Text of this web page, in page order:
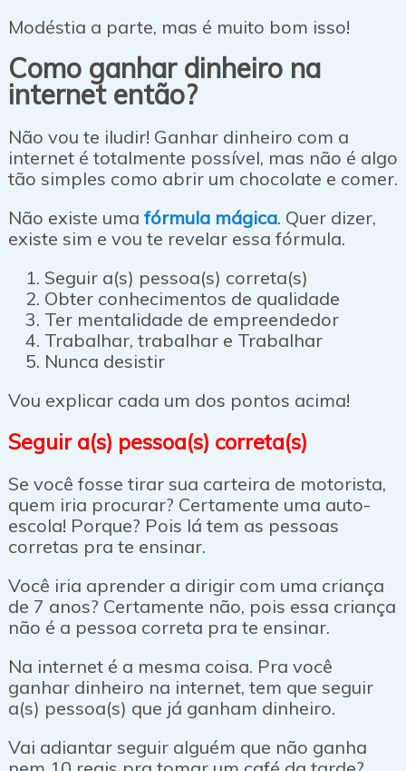
Modéstia a parte, mas é muito bom isso!
Como ganhar dinheiro na
internet então?
Não vou te iludir! Ganhar dinheiro com a
internet é totalmente possível, mas não é algo
tão simples como abrir um chocolate e comer.
Não existe uma fórmula mágica. Quer dizer,
existe sim e vou te revelar essa fórmula.
Seguir a(s) pessoa(s) correta(s)
Obter conhecimentos de qualidade
Ter mentalidade de empreendedor
Trabalhar, trabalhar e Trabalhar
Nunca desistir
Vou explicar cada um dos pontos acima!
Seguir a(s) pessoa(s) correta(s)
Se você fosse tirar sua carteira de motorista,
quem iria procurar? Certamente uma auto-
escola! Porque? Pois lá tem as pessoas
corretas pra te ensinar.
Você iria aprender a dirigir com uma criança
de 7 anos? Certamente não, pois essa criança
não é a pessoa correta pra te ensinar.
Na internet é a mesma coisa. Pra você
ganhar dinheiro na internet, tem que seguir
a(s) pessoa(s) que já ganham dinheiro.
Vai adiantar seguir alguém que não ganha